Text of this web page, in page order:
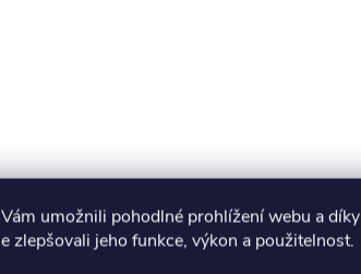
umožnili pohodlné prohlížení webu a díky
zlepšovali jeho funkce, výkon a použitelnost.